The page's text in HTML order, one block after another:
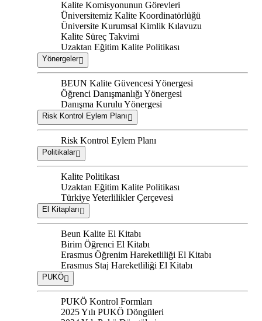
Kalite Komisyonunun Görevleri
Üniversitemiz Kalite Koordinatörlüğü
Üniversite Kurumsal Kimlik Kılavuzu
Kalite Süreç Takvimi
Uzaktan Eğitim Kalite Politikası
Yönergeler
BEUN Kalite Güvencesi Yönergesi
Öğrenci Danışmanlığı Yönergesi
Danışma Kurulu Yönergesi
Risk Kontrol Eylem Planı
Risk Kontrol Eylem Planı
Politikalar
Kalite Politikası
Uzaktan Eğitim Kalite Politikası
Türkiye Yeterlilikler Çerçevesi
El Kitapları
Beun Kalite El Kitabı
Birim Öğrenci El Kitabı
Erasmus Öğrenim Hareketliliği El Kitabı
Erasmus Staj Hareketliliği El Kitabı
PUKÖ
PUKÖ Kontrol Formları
2025 Yılı PUKÖ Döngüleri